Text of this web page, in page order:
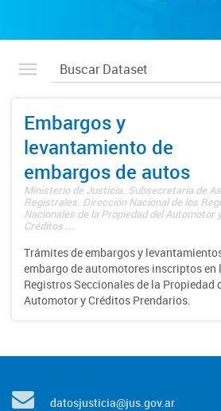
Embargos y
levantamiento de
embargos de autos
Ministerio de Justicia. Subsecretaría de
Registrales. Dirección Nacional de los
Nacionales de la Propiedad del Automotor
Créditos ...
Trámites de embargos y
embargo de automotores inscriptos en
Registros Seccionales de la Propiedad
Automotor y Créditos Prendarios.
datosjusticia@jus.gov.ar